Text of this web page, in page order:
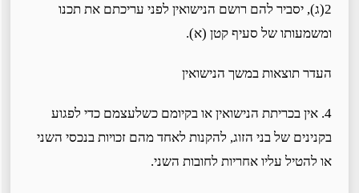
2(ג), יסביר להם רושם הנישואין לפני עריכתם את תכנו
ומשמעותו של סעיף קטן (א).
העדר תוצאות במשך הנישואין
4. אין בכריתת הנישואין או בקיומם כשלעצמם כדי לפגוע
בקנינים של בני הזוג, להקנות לאחד מהם זכויות בנכסי השני
או להטיל עליו אחריות לחובות השני.